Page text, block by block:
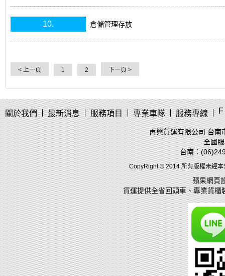
10. 倉儲管理存放
< 上一頁 1 2 下一頁 >
關於我們 最新消息 服務項目 專業車隊 服務專線 F
再興貨運有限公司 台南
全國
台南：
CopyRight © 2014 所有版權未經本
蘋果網頁
貨運提供全省回頭車、專業貨櫃